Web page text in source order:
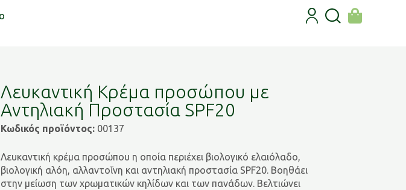
Λευκαντική Κρέμα προσώπου με
Αντηλιακή Προστασία SPF20
Κωδικός προϊόντος: 00137
Λευκαντική κρέμα προσώπου η οποία περιέχει βιολογικό ελαιόλαδο,
βιολογική αλόη, αλλαντοΐνη και αντηλιακή προστασία SPF20. Βοηθάει
στην μείωση των χρωματικών κηλίδων και των πανάδων. Βελτιώνει